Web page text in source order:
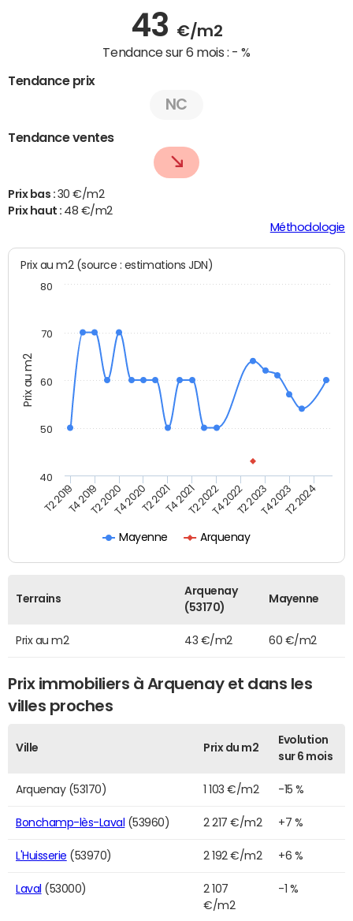
43 €/m2
Tendance sur 6 mois : - %
Tendance prix
NC
Tendance ventes
Prix bas : 30 €/m2
Prix haut : 48 €/m2
Méthodologie
Prix au m2
Prix au m2 (source : estimations JDN)
Mayenne Arquenay
T2 2019T4 2019T2 2020T4 2020T2 2021T4 2021T2 2022T4 2022T2 2023T4 2023T2 2024
40
50
60
70
80
Terrains
Arquenay
(53170)
Mayenne
Prix au m2 43 €/m2 60 €/m2
Prix immobiliers à Arquenay et dans les
villes proches
Ville Prix du m2
Evolution
sur 6 mois
Arquenay (53170) 1 103 €/m2 -15 %
Bonchamp-lès-Laval (53960) 2 217 €/m2 +7 %
L'Huisserie (53970) 2 192 €/m2 +6 %
Laval (53000)
2 107
€/m2
-1 %